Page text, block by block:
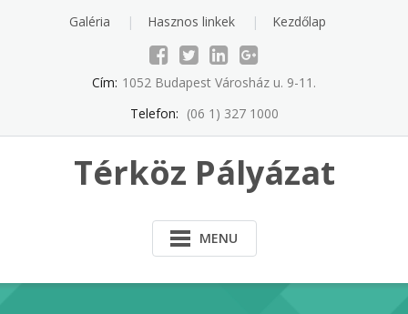
Galéria Hasznos linkek Kezdőlap
Cím: 1052 Budapest Városház u. 9-11.
Telefon: (06 1) 327 1000
Térköz Pályázat
MENU